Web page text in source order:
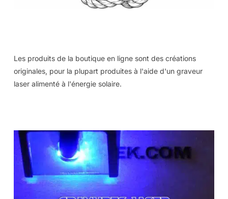
Les produits de la boutique en ligne sont des créations
originales, pour la plupart produites à l'aide d'un graveur
laser alimenté à l'énergie solaire.